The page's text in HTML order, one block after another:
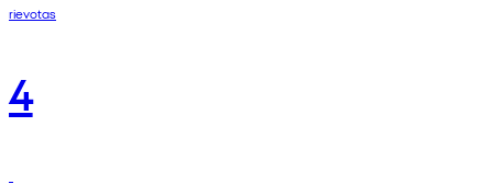
rievotas
4